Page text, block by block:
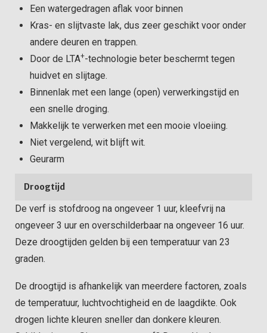
Een watergedragen aflak voor binnen
Kras- en slijtvaste lak, dus zeer geschikt voor onder
andere deuren en trappen.
Door de LTA+-technologie beter beschermt tegen
huidvet en slijtage.
Binnenlak met een lange (open) verwerkingstijd en
een snelle droging.
Makkelijk te verwerken met een mooie vloeiing.
Niet vergelend, wit blijft wit.
Geurarm
Droogtijd
De verf is stofdroog na ongeveer 1 uur, kleefvrij na
ongeveer 3 uur en overschilderbaar na ongeveer 16 uur.
Deze droogtijden gelden bij een temperatuur van 23
graden.
De droogtijd is afhankelijk van meerdere factoren, zoals
de temperatuur, luchtvochtigheid en de laagdikte. Ook
drogen lichte kleuren sneller dan donkere kleuren.